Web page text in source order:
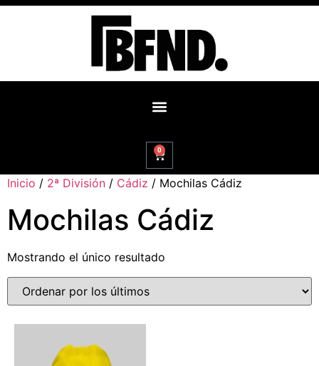
0
Inicio / 2ª División / Cádiz / Mochilas Cádiz
Mochilas Cádiz
Mostrando el único resultado